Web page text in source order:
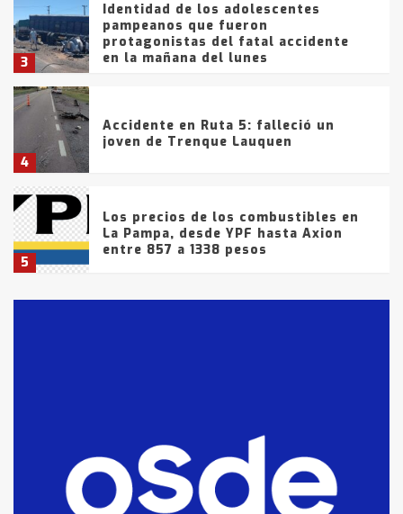
3
Identidad de los adolescentes
pampeanos que fueron
protagonistas del fatal accidente
en la mañana del lunes
4
Accidente en Ruta 5: falleció un
joven de Trenque Lauquen
5
Los precios de los combustibles en
La Pampa, desde YPF hasta Axion
entre 857 a 1338 pesos
fueron detenidos por
comercialización de drogas en la
tarde del sábado